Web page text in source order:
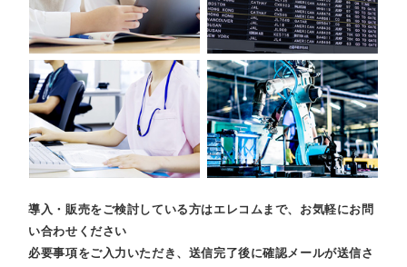
導入・販売をご検討している方はエレコムまで、お気軽にお問
い合わせください
必要事項をご入力いただき、送信完了後に確認メールが送信さ